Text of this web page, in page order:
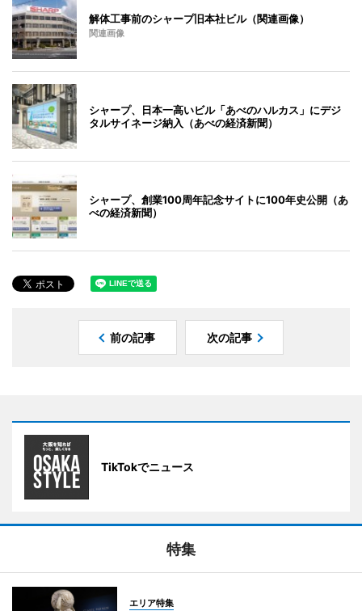
解体工事前のシャープ旧本社ビル（関連画像）
関連画像
シャープ、日本一高いビル「あべのハルカス」にデジ
タルサイネージ納入（あべの経済新聞）
シャープ、創業100周年記念サイトに100年史公開（あ
べの経済新聞）
前の記事 次の記事
TikTokでニュース
特集
エリア特集